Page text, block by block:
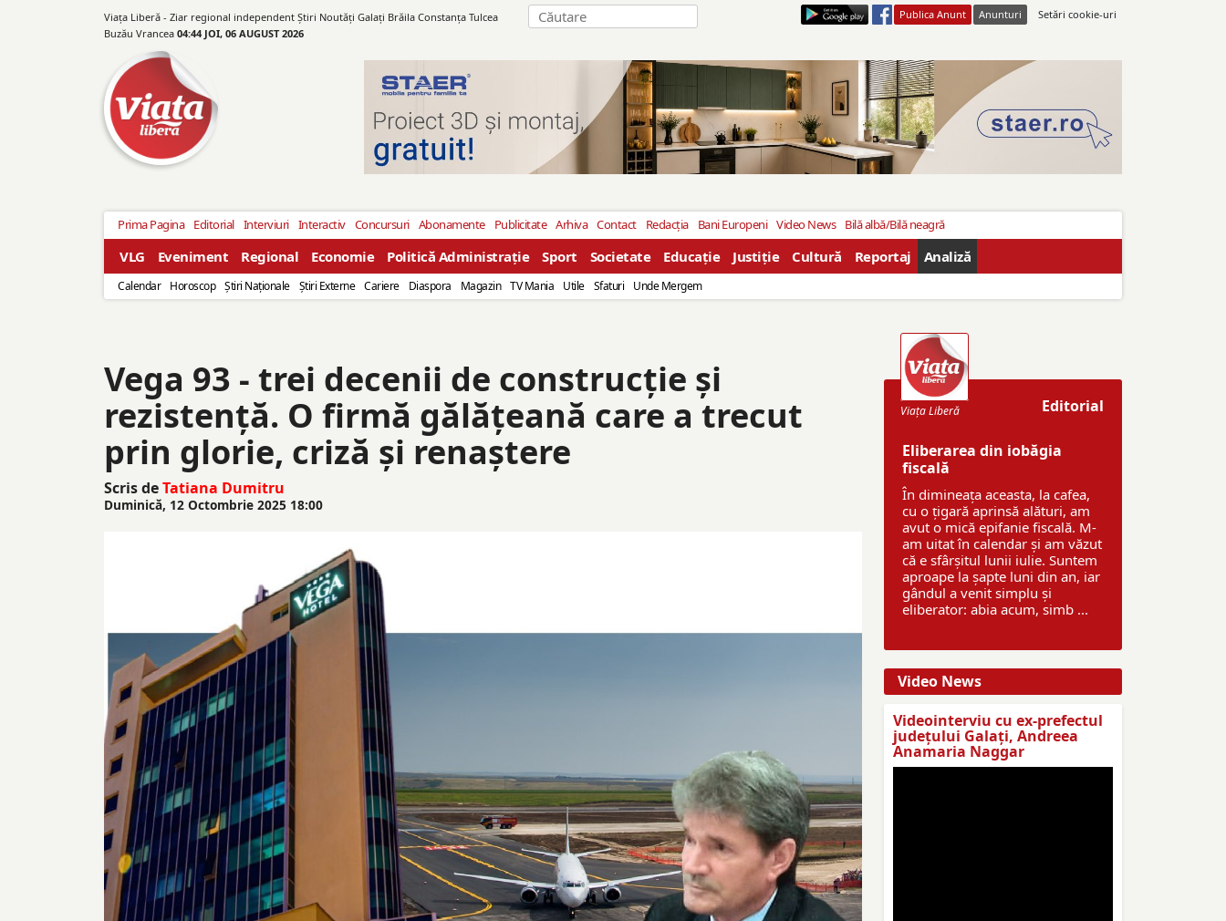
Viața Liberă - Ziar regional independent Știri Noutăți Galaţi Brăila Constanţa Tulcea
Buzău Vrancea 04:44 JOI, 06 AUGUST 2026
Publica Anunt Anunturi Setări cookie-uri
Prima Pagina Editorial Interviuri Interactiv Concursuri Abonamente Publicitate Arhiva Contact Redacția Bani Europeni Video News Bilă albă/Bilă neagră
VLG Eveniment Regional Economie Politică Administrație Sport Societate Educație Justiție Cultură Reportaj Analiză
Calendar Horoscop Ştiri Naţionale Ştiri Externe Cariere Diaspora Magazin TV Mania Utile Sfaturi Unde Mergem
Vega 93 - trei decenii de construcție și
rezistență. O firmă gălățeană care a trecut
prin glorie, criză și renaștere
Scris deTatiana Dumitru
Duminică, 12 Octombrie 2025 18:00
Editorial
Viaţa Liberă
Eliberarea din iobăgia
fiscală
În dimineața aceasta, la cafea,
cu o țigară aprinsă alături, am
avut o mică epifanie fiscală. M-
am uitat în calendar și am văzut
că e sfârșitul lunii iulie. Suntem
aproape la șapte luni din an, iar
gândul a venit simplu și
eliberator: abia acum, simb ...
Video News
Videointerviu cu ex-prefectul
judeţului Galaţi, Andreea
Anamaria Naggar